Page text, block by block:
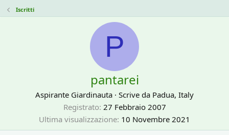
Iscritti
P
pantarei
Aspirante Giardinauta · Scrive da Padua, Italy
Registrato 27 Febbraio 2007
Ultima visualizzazione 10 Novembre 2021